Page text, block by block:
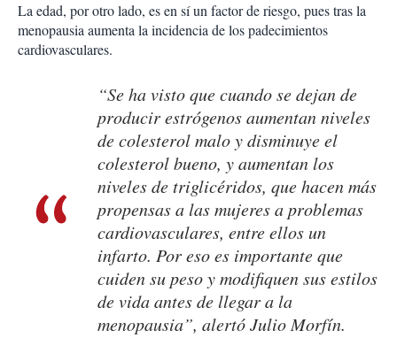
La edad, por otro lado, es en sí un factor de riesgo, pues tras la
menopausia aumenta la incidencia de los padecimientos
cardiovasculares.
“Se ha visto que cuando se dejan de
producir estrógenos aumentan niveles
de colesterol malo y disminuye el
colesterol bueno, y aumentan los
niveles de triglicéridos, que hacen más
propensas a las mujeres a problemas
cardiovasculares, entre ellos un
infarto. Por eso es importante que
cuiden su peso y modifiquen sus estilos
de vida antes de llegar a la
menopausia”, alertó Julio Morfín.